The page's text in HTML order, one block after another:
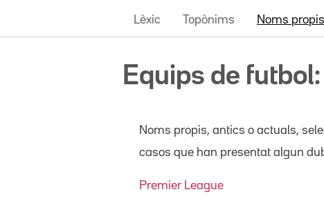
Lèxic Topònims Noms propis
Equips de
Noms propis, antics o actuals,
casos que han presentat algun
Premier League